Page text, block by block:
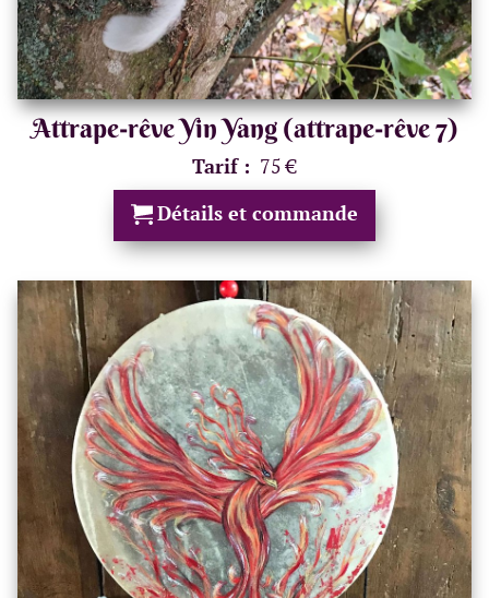
Attrape-rêve Yin Yang (attrape-rêve 7)
Tarif : 75 €
Détails et commande